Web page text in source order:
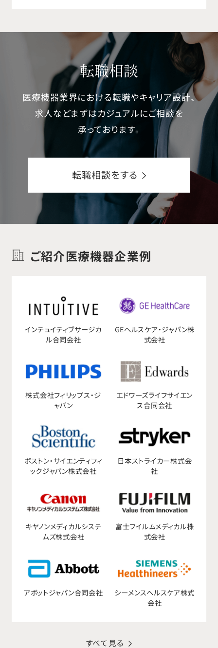
転職相談
医療機器業界における転職やキャリア設計、
求人などまずはカジュアルにご相談を
承っております。
転職相談をする
ご紹介医療機器企業例
インテュイティブサージカ
ル合同会社
GEへルスケア・ジャパン株
式会社
株式会社フィリップス・ジ
ャパン
エドワーズライフサイエン
ス合同会社
ボストン・サイエンティフィ
ックジャパン株式会社
日本ストライカー株式会
社
キヤノンメディカルシステ
ムズ株式会社
富士フイルムメディカル株
式会社
アボットジャパン合同会社
シーメンスヘルスケア株式
会社
すべて見る